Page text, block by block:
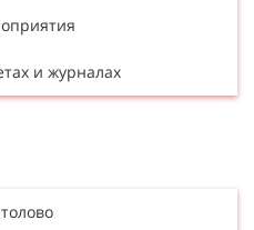
и журналах